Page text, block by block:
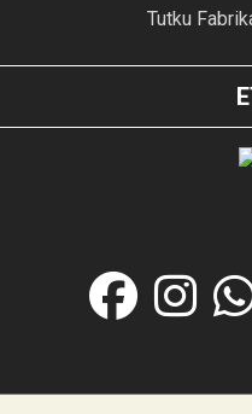
Tutku